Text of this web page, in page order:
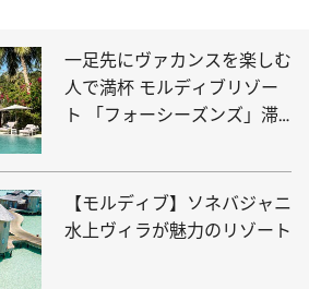
一足先にヴァカンスを楽しむ
人で満杯 モルディブリゾー
ト 「フォーシーズンズ」滞
【モルディブ】ソネバジャニ
水上ヴィラが魅力のリゾート